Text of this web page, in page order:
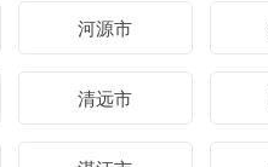
河源市
清远市